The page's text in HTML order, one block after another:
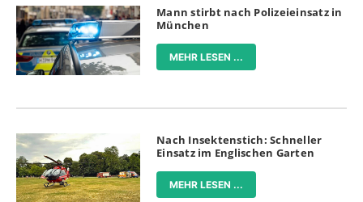
Mann stirbt nach Polizeieinsatz in
München
MEHR LESEN ...
Nach Insektenstich: Schneller
Einsatz im Englischen Garten
MEHR LESEN ...